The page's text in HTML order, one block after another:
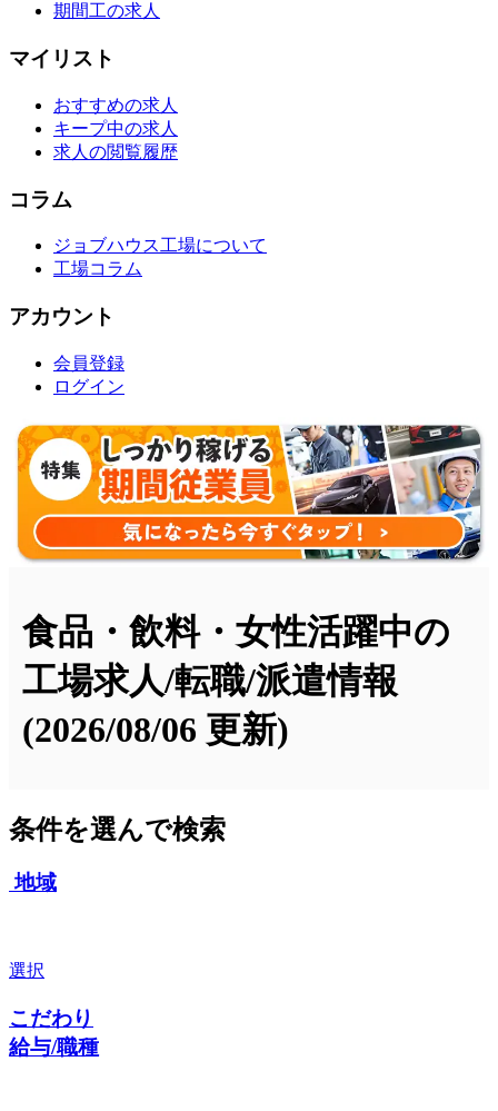
期間工の求人
マイリスト
おすすめの求人
キープ中の求人
求人の閲覧履歴
コラム
ジョブハウス工場について
工場コラム
アカウント
会員登録
ログイン
食品・飲料・女性活躍中の
工場求人/転職/派遣情報
(2026/08/06 更新)
条件を選んで検索
地域
選択
こだわり
給与/職種